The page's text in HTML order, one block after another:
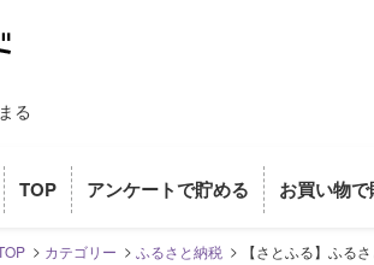
る
TOP アンケートで貯める お買い物
カテゴリー ふるさと納税 【さとふる】ふる